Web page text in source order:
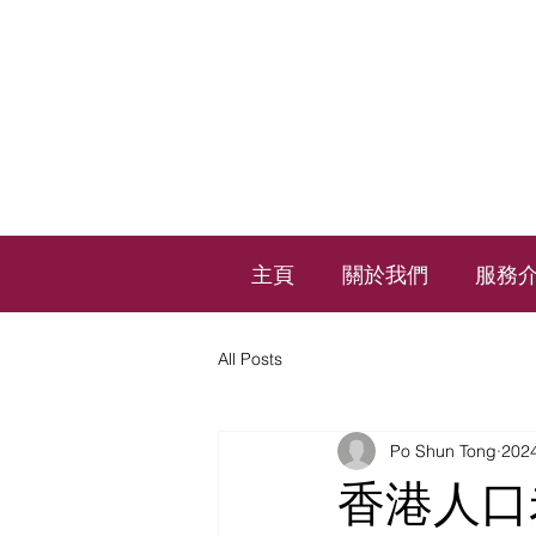
主頁 關於我們 服務
All Posts
香港人
Po Shun Tong